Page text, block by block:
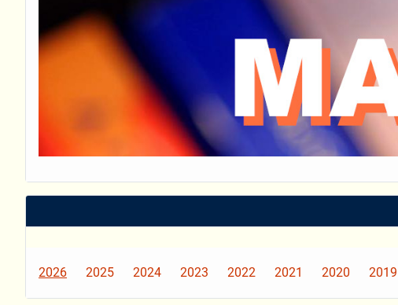
2026 2025 2024 2023 2022 2021 2020 2019